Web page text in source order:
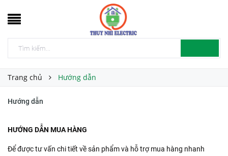
Trang chủ Hướng dẫn
Hướng dẫn
HƯỚNG DẪN MUA HÀNG
Để được tư vấn chi tiết về sản phẩm và hỗ trợ mua hàng nhanh